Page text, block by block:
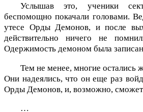
Услышав это, ученики
беспомощно покачали головами.
утесе Орды Демонов, и после
действительно ничего не
Одержимость демоном была
Тем не менее, многие остались
Они надеялись, что он еще раз
Орды Демонов, и, возможно,
…